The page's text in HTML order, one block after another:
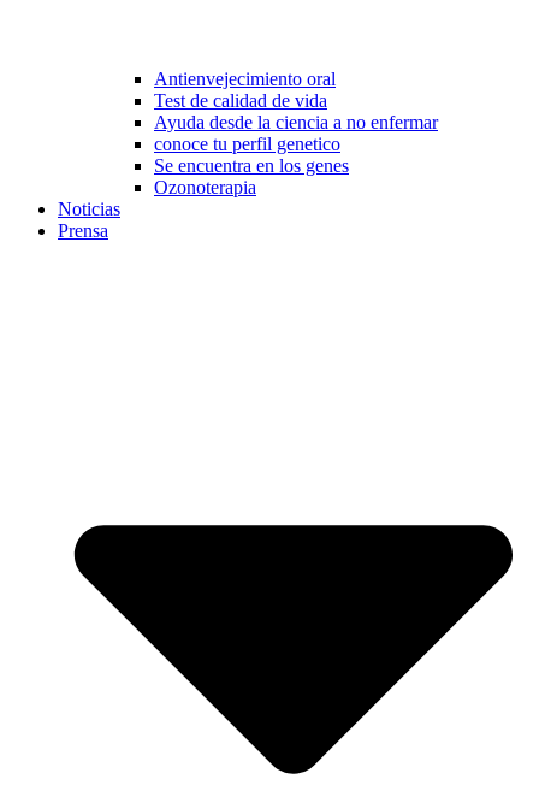
Antienvejecimiento oral
Test de calidad de vida
Ayuda desde la ciencia a no enfermar
conoce tu perfil genetico
Se encuentra en los genes
Ozonoterapia
Noticias
Prensa